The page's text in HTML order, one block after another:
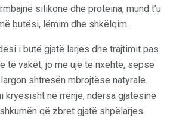
silikone dhe proteina, mund t’u
butësi, lëmim dhe shkëlqim.
i butë gjatë larjes dhe trajtimit pas
të vakët, jo me ujë të nxehtë, sepse
shtresën mbrojtëse natyrale.
kryesisht në rrënjë, ndërsa gjatësinë
që zbret gjatë shpëlarjes.